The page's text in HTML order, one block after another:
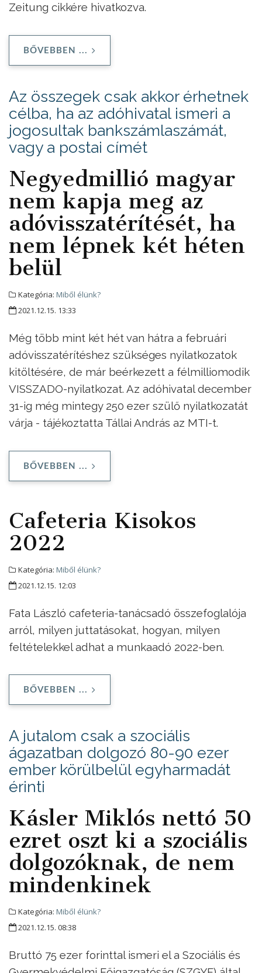
Zeitung cikkére hivatkozva.
BŐVEBBEN ...
Az összegek csak akkor érhetnek
célba, ha az adóhivatal ismeri a
jogosultak bankszámlaszámát,
vagy a postai címét
Negyedmillió magyar
nem kapja meg az
adóvisszatérítését, ha
nem lépnek két héten
belül
Kategória: Miből élünk?
2021.12.15. 13:33
Még több mint két hét van hátra a februári
adóvisszatérítéshez szükséges nyilatkozatok
kitöltésére, de már beérkezett a félmilliomodik
VISSZADO-nyilatkozat. Az adóhivatal december
31-ig még mintegy 250 ezer szülő nyilatkozatát
várja - tájékoztatta Tállai András az MTI-t.
BŐVEBBEN ...
Cafeteria Kisokos
2022
Kategória: Miből élünk?
2021.12.15. 12:03
Fata László cafeteria-tanácsadó összefoglalója
arról, milyen juttatásokat, hogyan, milyen
feltételekkel adhat a munkaadó 2022-ben.
BŐVEBBEN ...
A jutalom csak a szociális
ágazatban dolgozó 80-90 ezer
ember körülbelül egyharmadát
érinti
Kásler Miklós nettó 50
ezret oszt ki a szociális
dolgozóknak, de nem
mindenkinek
Kategória: Miből élünk?
2021.12.15. 08:38
Bruttó 75 ezer forinttal ismeri el a Szociális és